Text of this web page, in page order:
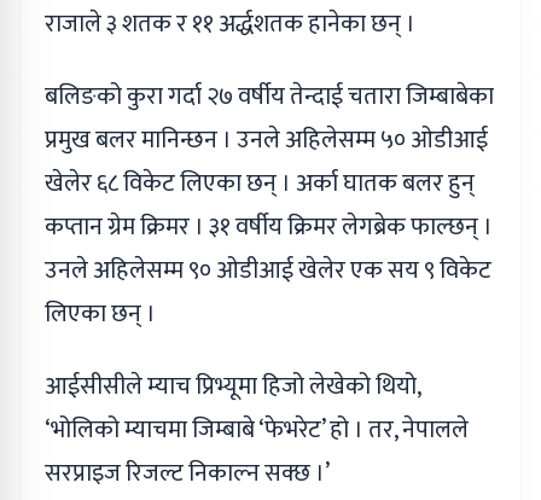
राजाले ३ शतक र ११ अर्द्धशतक हानेका छन् ।
बलिङको कुरा गर्दा २७ वर्षीय तेन्दाई चतारा जिम्बाबेका
प्रमुख बलर मानिन्छन । उनले अहिलेसम्म ५० ओडीआई
खेलेर ६८ विकेट लिएका छन् । अर्का घातक बलर हुन्
कप्तान ग्रेम क्रिमर । ३१ वर्षीय क्रिमर लेगब्रेक फाल्छन् ।
उनले अहिलेसम्म ९० ओडीआई खेलेर एक सय ९ विकेट
लिएका छन् ।
आईसीसीले म्याच प्रिभ्यूमा हिजो लेखेको थियो,
‘भोलिको म्याचमा जिम्बाबे ‘फेभरेट’ हो । तर, नेपालले
सरप्राइज रिजल्ट निकाल्न सक्छ ।’